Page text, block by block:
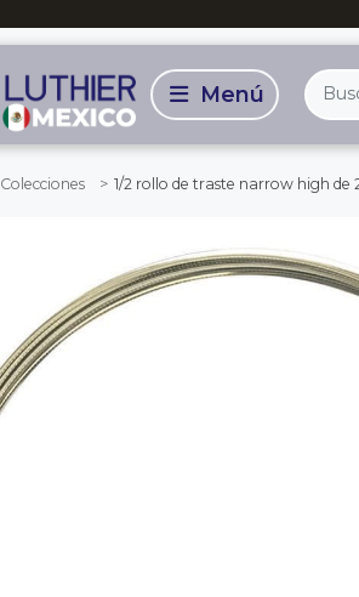
Colecciones 1/2 rollo de traste narrow high de 21 mts aprox.